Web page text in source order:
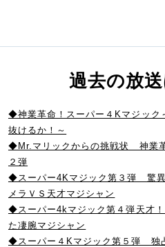
過去の放
◆神業革命！スーパー４Kマジック
抜けるか！～
◆Mr.マリックからの挑戦状 神業
２弾
◆スーパー4Kマジック第３弾 驚
メラＶＳ天才マジシャン
◆スーパー4kマジック第４弾天才
た凄腕マジシャン
◆スーパー４Kマジック第５弾 独